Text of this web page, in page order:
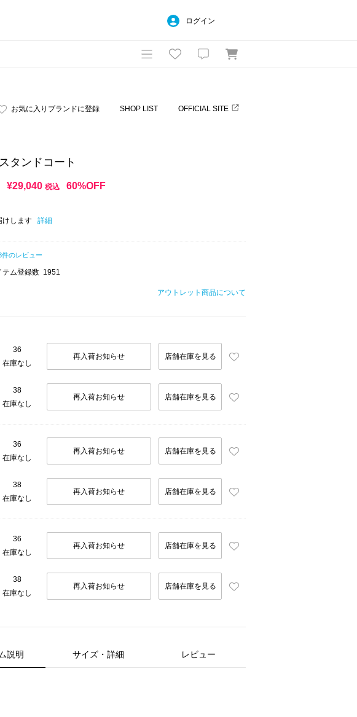
ログイン
お気に入りブランドに登録 SHOP LIST OFFICIAL SITE
タンドコート
¥29,040 税込 60%OFF
けします 詳細
件のレビュー
テム登録数 1951
アウトレット商品について
36
在庫なし
再入荷お知らせ 店舗在庫を見る
38
在庫なし
再入荷お知らせ 店舗在庫を見る
36
在庫なし
再入荷お知らせ 店舗在庫を見る
38
在庫なし
再入荷お知らせ 店舗在庫を見る
36
在庫なし
再入荷お知らせ 店舗在庫を見る
38
在庫なし
再入荷お知らせ 店舗在庫を見る
説明 サイズ・詳細 レビュー